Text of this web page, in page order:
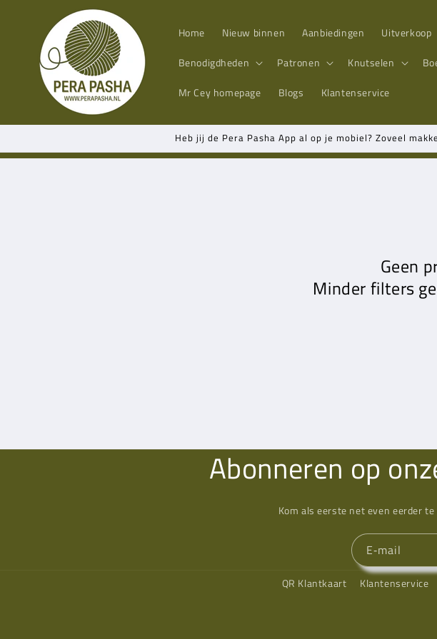
content Home Nieuw binnen Aanbiedingen Uitverkoop
Benodigdheden
Patronen Knutselen
Mr Cey homepage Blogs Klantenservice
Heb jij de Pera Pasha App al op je mobiel? Zoveel
Geen
Minder filters
Abonneren op
Kom als eerste net even eerder
E‑mail
QR Klantkaart Klantenservice